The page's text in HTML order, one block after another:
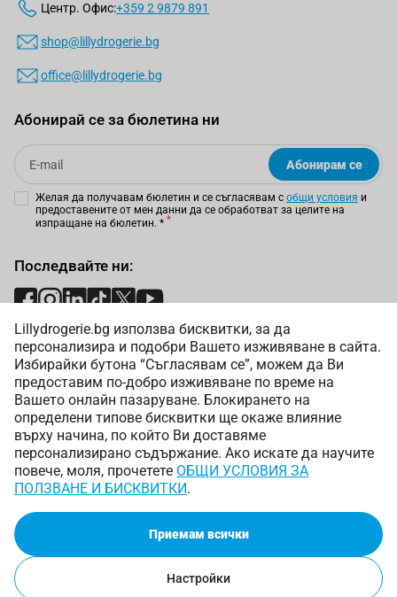
Lillydrogerie.bg използва бисквитки, за да
персонализира и подобри Вашето изживяване в сайта.
Избирайки бутона “Съгласявам се”, можем да Ви
предоставим по-добро изживяване по време на
Вашето онлайн пазаруване. Блокирането на
определени типове бисквитки ще окаже влияние
върху начина, по който Ви доставяме
персонализирано съдържание. Ако искате да научите
повече, моля, прочетете ОБЩИ УСЛОВИЯ ЗА
ПОЛЗВАНЕ И БИСКВИТКИ.
Приемам всички
Настройки
Центр. Офис:+359 2 9879 891
shop@lillydrogerie.bg
office@lillydrogerie.bg
Абонирай се за бюлетина ни
Email
Абонирам се
Желая да получавам бюлетин и се съгласявам с общи условия и
предоставените от мен данни да се обработват за целите на
изпращане на бюлетин. *
Последвайте ни:
Начини на плащане:
Начини на доставка:
Copyright © 2025 Лили Дрогерие ЕООД. Всички права
запазени.
Онлайн магазин от